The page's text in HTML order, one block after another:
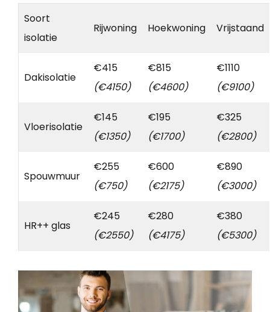
Soort
isolatie
Rijwoning Hoekwoning Vrijstaand
Dakisolatie
€415
(€4150)
€815
(€4600)
€1110
(€9100)
Vloerisolatie
€145
(€1350)
€195
(€1700)
€325
(€2800)
Spouwmuur
€255
(€750)
€600
(€2175)
€890
(€3000)
HR++ glas
€245
(€2550)
€280
(€4175)
€380
(€5300)